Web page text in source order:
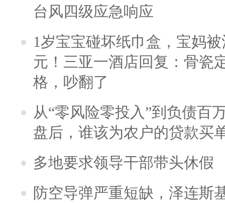
台风四级应急响应
1岁宝宝碰坏纸巾盒，宝妈
元！三亚一酒店回复：骨瓷
格，吵翻了
从“零风险零投入”到负债百
盘后，谁该为农户的贷款买
多地要求领导干部带头休假
防空导弹严重短缺，泽连斯